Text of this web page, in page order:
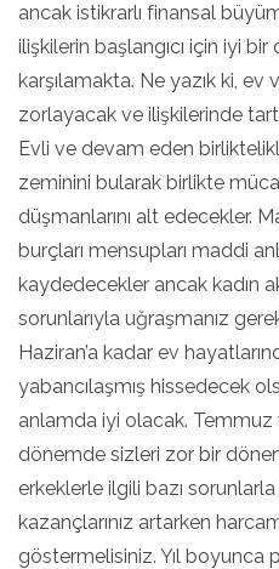
ancak istikrarlı finansal
ilişkilerin başlangıcı için iyi
karşılamakta. Ne yazık ki, ev
zorlayacak ve ilişkilerinde
Evli ve devam eden
zeminini bularak birlikte
düşmanlarını alt edecekler.
burçları mensupları maddi
kaydedecekler ancak kadın
sorunlarıyla uğraşmanız
Haziran’a kadar ev
yabancılaşmış hissedecek
anlamda iyi olacak. Temmuz
dönemde sizleri zor bir
erkeklerle ilgili bazı
kazançlarınız artarken
göstermelisiniz. Yıl boyunca